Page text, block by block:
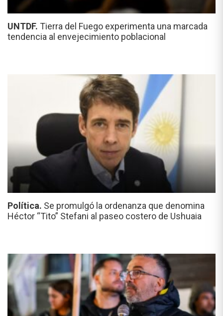
UNTDF. Tierra del Fuego experimenta una marcada
tendencia al envejecimiento poblacional
Política. Se promulgó la ordenanza que denomina
Héctor “Tito” Stefani al paseo costero de Ushuaia